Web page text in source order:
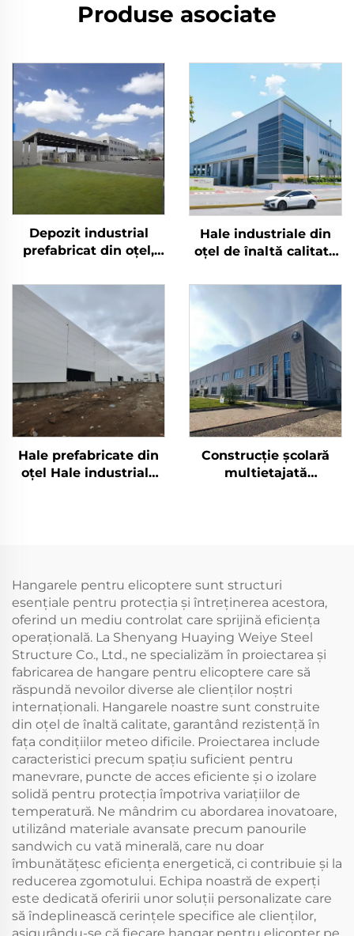
Produse asociate
Depozit industrial
prefabricat din oțel,
metalică, depozit
prefabricat, casă cu
panouri sandwich,
clădire din oțel
Hale industriale din
oțel de înaltă calitate
Industriel Atelier din
Construcții metalice
Hale prefabricate din
oțel Hale industriale
Construcție școlară
multietajată
Hangarele pentru elicoptere sunt structuri
esențiale pentru protecția și întreținerea acestora,
oferind un mediu controlat care sprijină eficiența
operațională. La Shenyang Huaying Weiye Steel
Structure Co., Ltd., ne specializăm în proiectarea și
fabricarea de hangare pentru elicoptere care să
răspundă nevoilor diverse ale clienților noștri
internaționali. Hangarele noastre sunt construite
din oțel de înaltă calitate, garantând rezistență în
fața condițiilor meteo dificile. Proiectarea include
caracteristici precum spațiu suficient pentru
manevrare, puncte de acces eficiente și o izolare
solidă pentru protecția împotriva variațiilor de
temperatură. Ne mândrim cu abordarea inovatoare,
utilizând materiale avansate precum panourile
sandwich cu vată minerală, care nu doar
îmbunătățesc eficiența energetică, ci contribuie și la
reducerea zgomotului. Echipa noastră de experți
este dedicată oferirii unor soluții personalizate care
să îndeplinească cerințele specifice ale clienților,